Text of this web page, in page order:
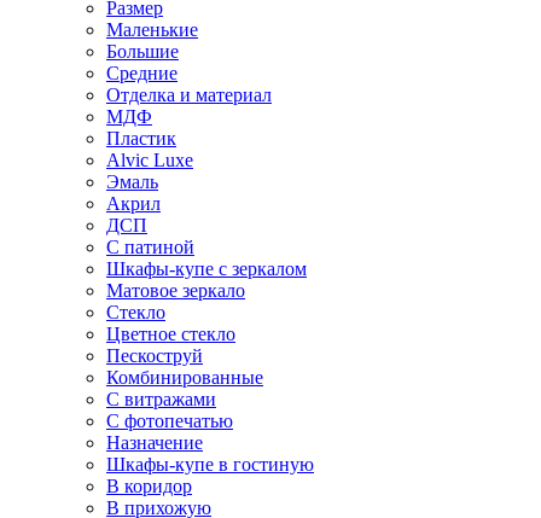
Размер
Маленькие
Большие
Средние
Отделка и материал
МДФ
Пластик
Alvic Luxe
Эмаль
Акрил
ДСП
С патиной
Шкафы-купе с зеркалом
Матовое зеркало
Стекло
Цветное стекло
Пескоструй
Комбинированные
С витражами
С фотопечатью
Назначение
Шкафы-купе в гостиную
В коридор
В прихожую